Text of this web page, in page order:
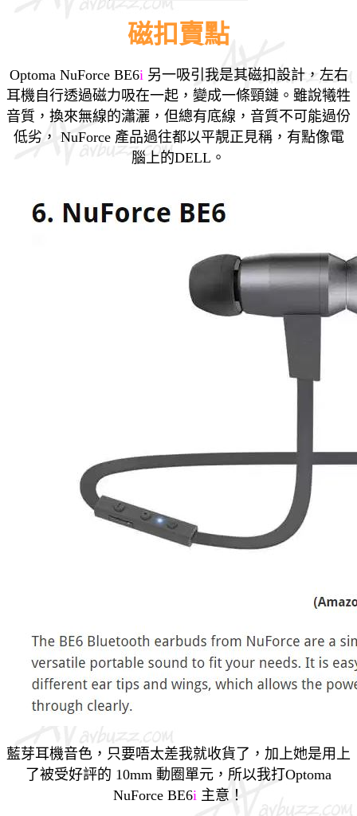
磁扣 賣點
Optoma NuForce BE6i 另一吸引我是其磁扣設計，左右
耳機自行透過磁力吸在一起，變成一條頸鏈。 雖說犧牲
音質，換來無線的瀟灑，但總有底線，音質不可能過份
低劣， NuForce 產品過往都以平靚正見稱，有點像電
腦上的DELL。
藍芽耳機音色，只要唔太差我就收貨了，加上她是用上
了被受好評的 10mm 動圈單元，所以我打Optoma
NuForce BE6i 主意！